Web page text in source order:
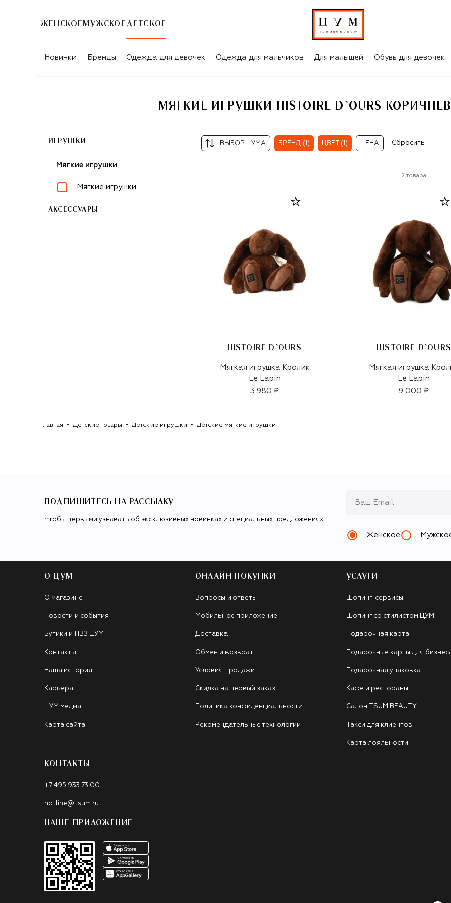
ЖЕНСКОЕ МУЖСКОЕ ДЕТСКОЕ
МЯГКИЕ ИГРУШКИ HISTOIRE D`OURS КОРИЧНЕВОГО ЦВЕТА
Новинки Бренды Одежда для девочек Одежда для мальчиков Для малышей Обувь для девочек
МЯГКИЕ ИГРУШКИ HISTOIRE D`OURS
ИГРУШКИ
Мягкие игрушки
Мягкие игрушки
АКСЕССУАРЫ
ВЫБОР ЦУМА БРЕНД (1) ЦВЕТ (1) ЦЕНА Сбросить
2 товара
HISTOIRE D`OURS
Мягкая игрушка Кролик
Le Lapin
3 980 ₽
HISTOIRE D`OURS
Мягкая игрушка
Le Lapin
9 000 ₽
Главная Детские товары Детские игрушки Детские мягкие игрушки
ПОДПИШИТЕСЬ НА РАССЫЛКУ
Чтобы первыми узнавать об эксклюзивных новинках и специальных предложениях
Женское
О ЦУМ
О магазине
Новости и события
Бутики и ПВЗ ЦУМ
Контакты
Наша история
Карьера
ЦУМ медиа
Карта сайта
ОНЛАЙН ПОКУПКИ
Вопросы и ответы
Мобильное приложение
Доставка
Обмен и возврат
Условия продажи
Скидка на первый заказ
Политика конфиденциальности
Рекомендательные технологии
УСЛУГИ
Шопинг-сервисы
Шопинг со стилистом ЦУМ
Подарочная карта
Подарочные карты для
Подарочная упаковка
Кафе и рестораны
Салон TSUM BEAUTY
Такси для клиентов
Карта лояльности
КОНТАКТЫ
+7 495 933 73 00
hotline@tsum.ru
НАШЕ ПРИЛОЖЕНИЕ